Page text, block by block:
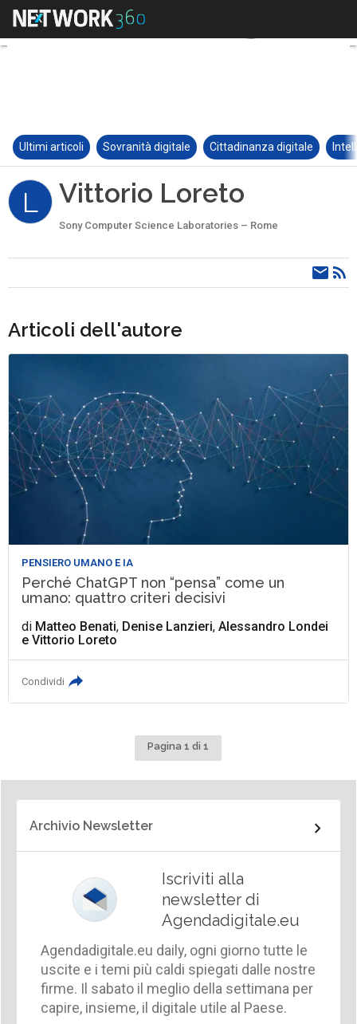
Ultimi articoli Sovranità digitale Cittadinanza digitale
L Vittorio Loreto
Sony Computer Science Laboratories – Rome
Articoli dell'autore
PENSIERO UMANO E IA
Perché ChatGPT non “pensa” come un
umano: quattro criteri decisivi
di Matteo Benati, Denise Lanzieri,Alessandro Londei
eVittorio Loreto
Condividi
Pagina 1 di 1
Archivio Newsletter
Iscriviti alla
newsletter di
Agendadigitale.eu
Agendadigitale.eu daily, ogni giorno tutte le
uscite e i temi più caldi spiegati dalle nostre
firme. Il sabato il meglio della settimana per
capire, insieme, il digitale utile al Paese.